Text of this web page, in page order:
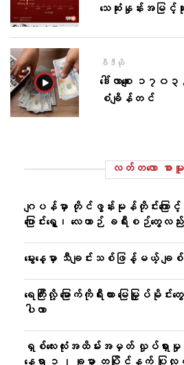
သေဆုံးနှုန်းအမြ
ဗီဒီယို
ဒေါ်လာစျေး ၁၇
စံချိန်တင်
လတ်တ‌လော စာမူမ
ဂျပန်မှာ တိုင်ဖွန်းမုန်တိုင်းကြော
ပြောင်းရွှေ့၊ လေယာဉ် ခရီးစဉ်တွေလ
မွေးနေ့မှာ သီချင်းသစ်ဖြန့်မယ့် ချ
ရေကြီးလို့ မြောက်ကိုရီးယား မြေမြှုပ်မိုင်းတွ
ပါလာ
ရှစ်လေးလုံးအထိမ်းအမှတ် လှုပ်ရှားမှု
နေရာ ၁၂ ခုမှာ တပြိုင်နက် ပြုလု